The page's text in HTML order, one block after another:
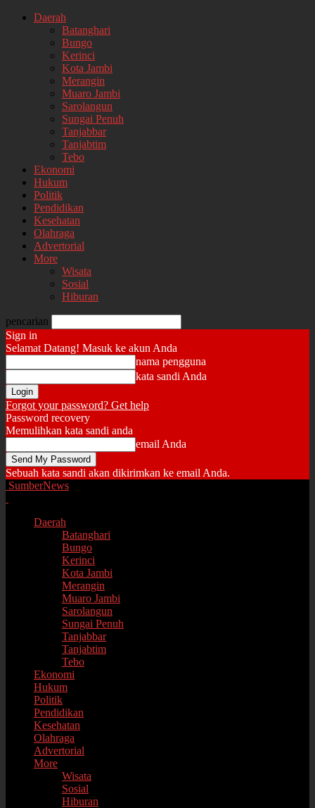
Daerah
Batanghari
Bungo
Kerinci
Kota Jambi
Merangin
Muaro Jambi
Sarolangun
Sungai Penuh
Tanjabbar
Tanjabtim
Tebo
Ekonomi
Hukum
Politik
Pendidikan
Kesehatan
Olahraga
Advertorial
More
Wisata
Sosial
Hiburan
pencarian
Sign in
Selamat Datang! Masuk ke akun Anda
nama pengguna
kata sandi Anda
Forgot your password? Get help
Password recovery
Memulihkan kata sandi anda
email Anda
Sebuah kata sandi akan dikirimkan ke email Anda.
SumberNews
Daerah
Batanghari
Bungo
Kerinci
Kota Jambi
Merangin
Muaro Jambi
Sarolangun
Sungai Penuh
Tanjabbar
Tanjabtim
Tebo
Ekonomi
Hukum
Politik
Pendidikan
Kesehatan
Olahraga
Advertorial
More
Wisata
Sosial
Hiburan